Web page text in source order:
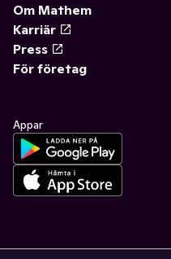
Om Mathem
Karriär
Press
För företag
Appar